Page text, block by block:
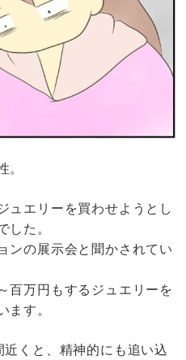
ュエリーを買わせようとし
した。
ンの展示会と聞かされてい
百万円もするジュエリーを
ます。
くと、精神的にも追い込